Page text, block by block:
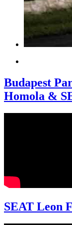
Budapest
Homola &
SEAT Leon